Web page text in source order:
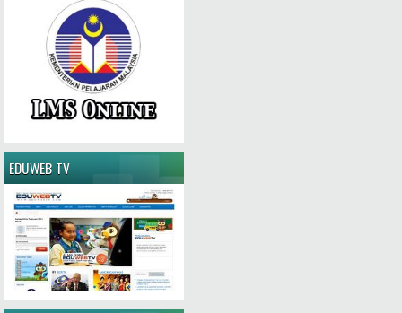
EDUWEB TV